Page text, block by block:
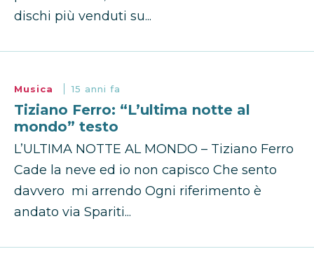
dischi più venduti su...
Musica 15 anni fa
Tiziano Ferro: “L’ultima notte al
mondo” testo
L’ULTIMA NOTTE AL MONDO – Tiziano Ferro
Cade la neve ed io non capisco Che sento
davvero mi arrendo Ogni riferimento è
andato via Spariti...